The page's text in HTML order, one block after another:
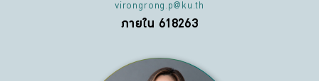
virongrong.p@ku.th
ภายใน 618263